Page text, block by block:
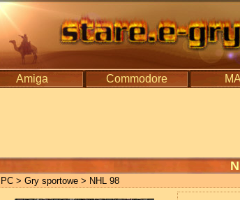
Amiga Commodore
PC > Gry sportowe > NHL 98